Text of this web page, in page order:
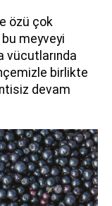
özü çok
meyveyi
vücutlarında
birlikte
devam